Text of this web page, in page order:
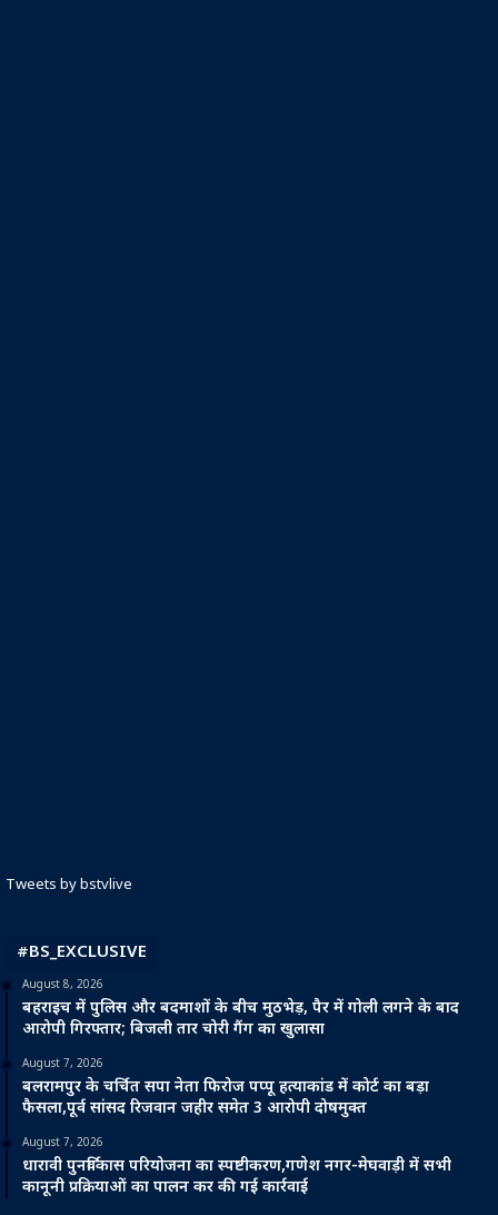
Tweets by bstvlive
#BS_EXCLUSIVE
August 8, 2026
बहराइच में पुलिस और बदमाशों के बीच मुठभेड़, पैर में गोली लगने के बाद
आरोपी गिरफ्तार; बिजली तार चोरी गैंग का खुलासा
August 7, 2026
बलरामपुर के चर्चित सपा नेता फिरोज पप्पू हत्याकांड में कोर्ट का बड़ा
फैसला,पूर्व सांसद रिजवान जहीर समेत 3 आरोपी दोषमुक्त
August 7, 2026
धारावी पुनर्विकास परियोजना का स्पष्टीकरण,गणेश नगर-मेघवाड़ी में सभी
कानूनी प्रक्रियाओं का पालन कर की गई कार्रवाई